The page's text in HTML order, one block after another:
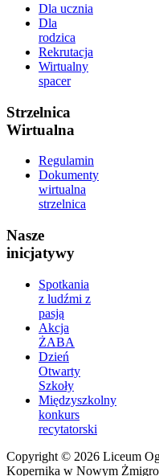
Dla ucznia
Dla
rodzica
Rekrutacja
Wirtualny
spacer
Strzelnica
Wirtualna
Regulamin
Dokumenty
wirtualna
strzelnica
Nasze
inicjatywy
Spotkania
z ludźmi z
pasją
Akcja
ŻABA
Dzień
Otwarty
Szkoły
Międzyszkolny
konkurs
recytatorski
Copyright © 2026 Liceum
Kopernika w Nowym